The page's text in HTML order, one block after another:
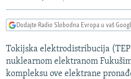
Pređite
na
VIDEO
FOTOGALERIJE
INFOGRAFIKE
PODCASTI
RAT U UKRAJINI
KINA NA BALKANU
Dodajte Radio Slobodna Evropa u vaš
Tokijska elektrodistribucija
nuklearnom elektranom
kompleksu ove elektrane